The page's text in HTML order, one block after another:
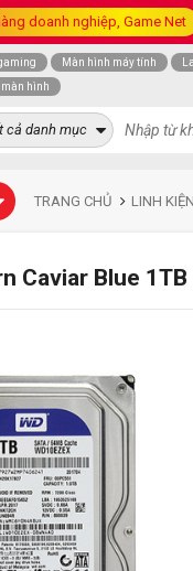
doanh nghiệp, Game Net
Màn hình máy tính
màn hình
cả danh mục
TRANG CHỦ LINH
Caviar Blue